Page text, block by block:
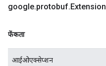
google.protobuf.Extension
फेंकता
आईओएक्सेप्शन